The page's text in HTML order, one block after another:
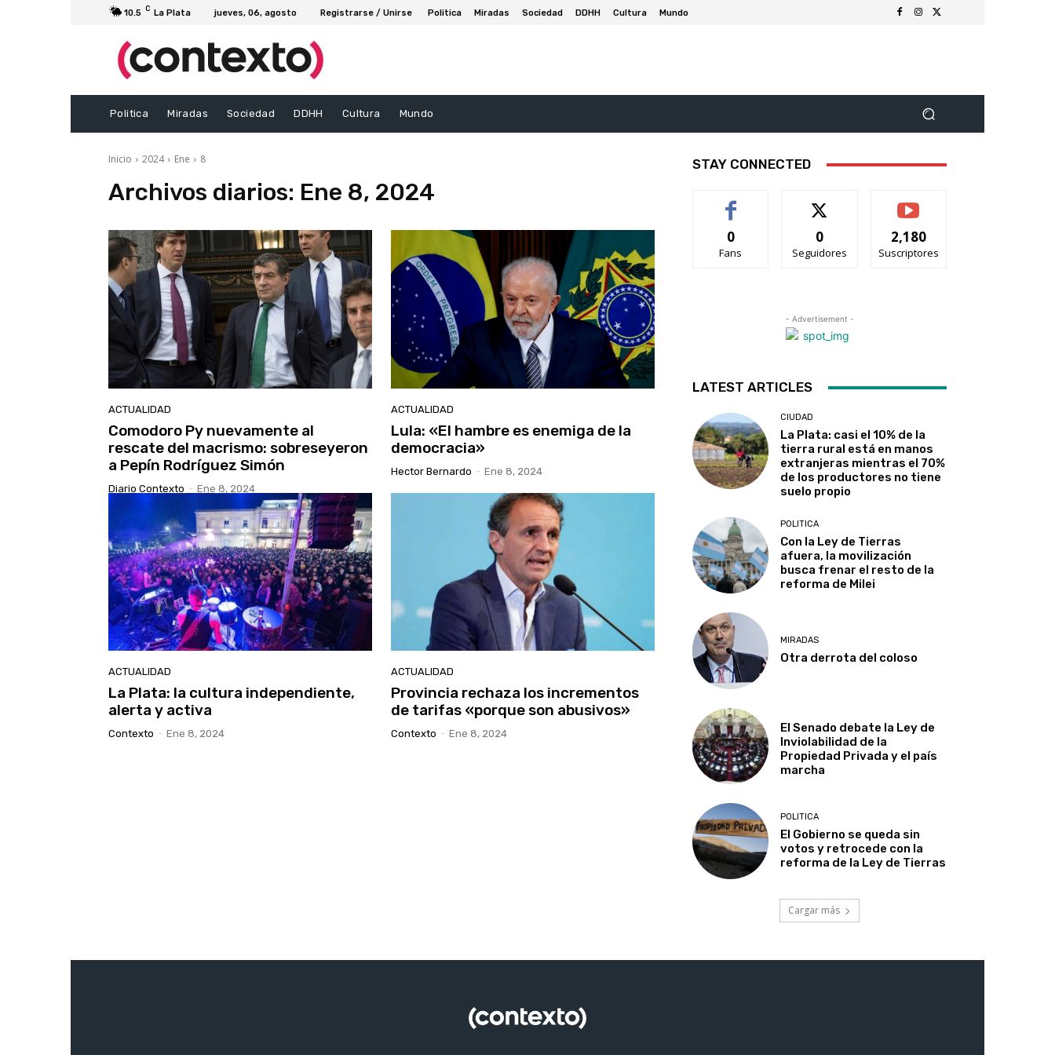
10.5 C La Plata jueves, 06, agosto Registrarse / Unirse Politica Miradas Sociedad DDHH Cultura Mundo
Politica Miradas Sociedad DDHH Cultura Mundo
Inicio 2024 Ene 8
Archivos diarios: Ene 8, 2024
ACTUALIDAD
Comodoro Py nuevamente al
rescate del macrismo: sobreseyeron
a Pepín Rodríguez Simón
Diario Contexto - Ene 8, 2024
ACTUALIDAD
Lula: «El hambre es enemiga de la
democracia»
Hector Bernardo - Ene 8, 2024
ACTUALIDAD
La Plata: la cultura independiente,
alerta y activa
Contexto - Ene 8, 2024
ACTUALIDAD
Provincia rechaza los incrementos
de tarifas «porque son abusivos»
Contexto - Ene 8, 2024
STAY CONNECTED
0
Fans
0
Seguidores
2,180
Suscriptores
- Advertisement -
LATEST ARTICLES
CIUDAD
La Plata: casi el 10% de la
tierra rural está en manos
extranjeras mientras el 70%
de los productores no tiene
suelo propio
POLITICA
Con la Ley de Tierras
afuera, la movilización
busca frenar el resto de la
reforma de Milei
MIRADAS
Otra derrota del coloso
El Senado debate la Ley de
Inviolabilidad de la
Propiedad Privada y el país
marcha
POLITICA
El Gobierno se queda sin
votos y retrocede con la
reforma de la Ley de Tierras
Cargar más